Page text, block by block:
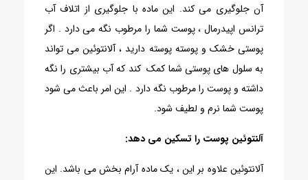
آن جلوگیری می کند. این ماده با جلوگیری از اتلاف آب
ترانس اپیدرمال ، پوست شما را مرطوب نگه می دارد . اگر
پوستی خشک و پوسته پوسته دارید ، آلانتوئین می تواند
به سلول های پوستی شما کمک کند که آب بیشتری را نگه
داشته و پوست را مرطوب نگه دارد . این امر باعث می شود
پوست شما نرم و لطیف شود.
آلنتوئین پوست را تسکین می دهد:
آلانتوئین علاوه بر این ، یک ماده آرام بخش می باشد. این